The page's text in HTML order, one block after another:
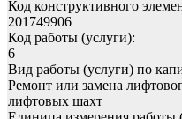
Код конструктивного
201749906
Код работы (услуги):
6
Вид работы (услуги) по
Ремонт или замена
лифтовых шахт